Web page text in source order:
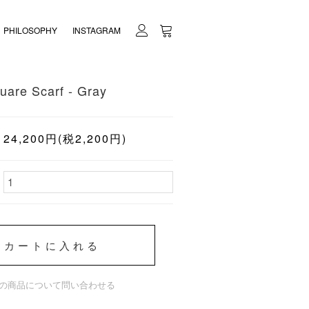
PHILOSOPHY INSTAGRAM
Scarf - Gray
24,200円(税2,200円)
カートに入れる
商品について問い合わせる